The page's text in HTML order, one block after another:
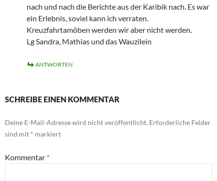
nach und nach die Berichte aus der Karibik nach. Es war
ein Erlebnis, soviel kann ich verraten.
Kreuzfahrtamöben werden wir aber nicht werden.
Lg Sandra, Mathias und das Wauzilein
ANTWORTEN
SCHREIBE EINEN KOMMENTAR
Deine E-Mail-Adresse wird nicht veröffentlicht. Erforderliche Felder
sind mit * markiert
Kommentar *